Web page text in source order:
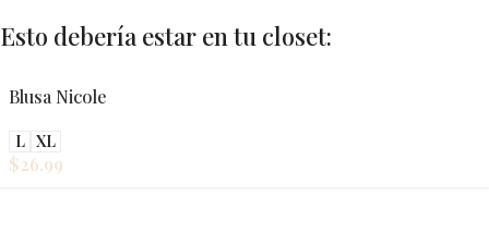
Esto debería estar en tu closet:
Blusa Nicole
L XL
$26.99